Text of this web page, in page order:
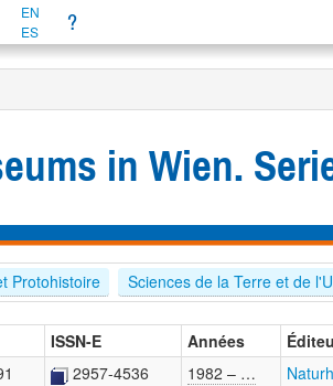
EN
ES
?
in Wien.
Protohistoire Sciences de la Terre et de
ISSN-E Années
2957-4536 1982 – …